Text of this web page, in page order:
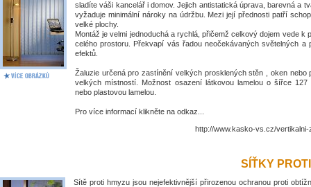
sladíte váši kancelář i domov. Jejich antistatická úprava, barevná a
vyžaduje minimální nároky na údržbu. Mezi její přednosti patří
velké plochy.
Montáž je velmi jednoduchá a rychlá, přičemž celkový dojem vede k
celého prostoru. Překvapí vás řadou neočekávaných světelných a
efektů.
Žaluzie určená pro zastínění velkých prosklených stěn , oken nebo
velkých místností. Možnost osazení látkovou lamelou o šířce 127
nebo plastovou lamelou.
Pro více informací klikněte na odkaz...
http://www.kasko-vs.cz/vertikalni-
SÍŤKY
Sítě proti hmyzu jsou nejefektivnější přirozenou ochranou proti